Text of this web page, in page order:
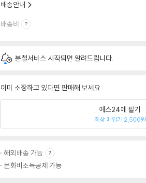
배송안내
배송비
분철서비스 시작되면 알려드립니다.
이미 소장하고 있다면 판매해 보세요.
예스24에 팔기
최상 매입가 2,500원
해외배송 가능
문화비소득공제 가능